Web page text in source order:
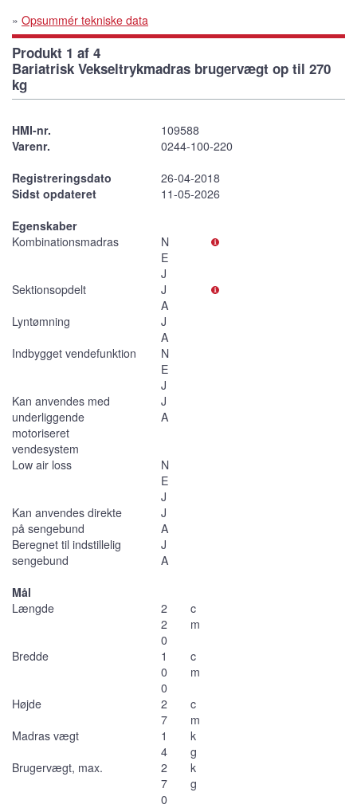
» Opsummér tekniske data
Produkt 1 af 4
Bariatrisk Vekseltrykmadras brugervægt op til 270
kg
HMI-nr.
109588
Varenr.
0244-100-220
Registreringsdato
26-04-2018
Sidst opdateret
11-05-2026
Egenskaber
Kombinationsmadras
N
E
J
Sektionsopdelt
J
A
Lyntømning
J
A
Indbygget vendefunktion
N
E
J
Kan anvendes med
underliggende
motoriseret
vendesystem
J
A
Low air loss
N
E
J
Kan anvendes direkte
på sengebund
J
A
Beregnet til indstillelig
sengebund
J
A
Mål
Længde
2
2
0
c
m
Bredde
1
0
0
c
m
Højde
2
7
c
m
Madras vægt
1
4
k
g
Brugervægt, max.
2
7
0
k
g